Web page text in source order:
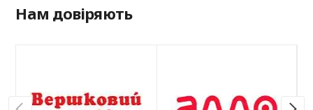
Нам довіряють